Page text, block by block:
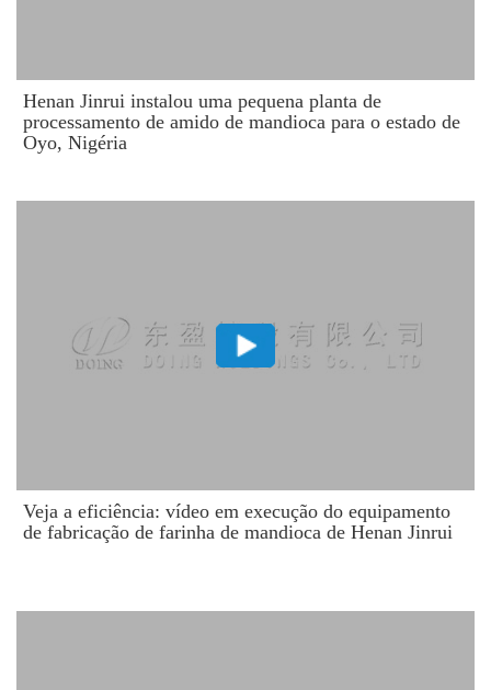
Henan Jinrui instalou uma pequena planta de
processamento de amido de mandioca para o estado de
Oyo, Nigéria
​Veja a eficiência: vídeo em execução do equipamento
de fabricação de farinha de mandioca de Henan Jinrui